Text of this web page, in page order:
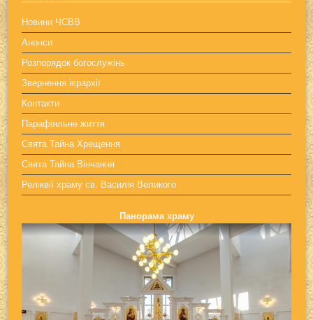
Новини ЧСВВ
Анонси
Розпорядок богослужінь
Звернення ієрархії
Контакти
Парафіяльне життя
Свята Тайна Хрещення
Свята Тайна Вінчання
Реліквії храму св. Василія Великого
Панорама храму